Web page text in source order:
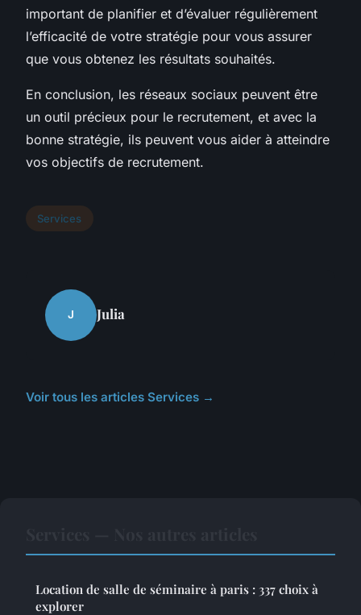
important de planifier et d’évaluer régulièrement
l’efficacité de votre stratégie pour vous assurer
que vous obtenez les résultats souhaités.
En conclusion, les réseaux sociaux peuvent être
un outil précieux pour le recrutement, et avec la
bonne stratégie, ils peuvent vous aider à atteindre
vos objectifs de recrutement.
Services
J Julia
Voir tous les articles Services →
Location de salle de séminaire à paris : 337 choix à
explorer